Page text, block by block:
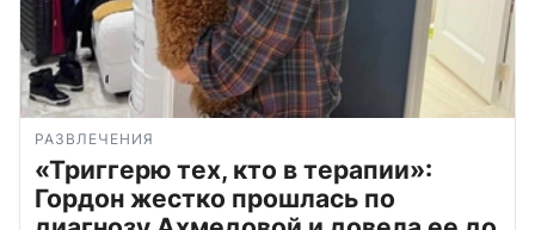
РАЗВЛЕЧЕНИЯ
«Триггерю тех, кто в терапии»:
Гордон жестко прошлась по